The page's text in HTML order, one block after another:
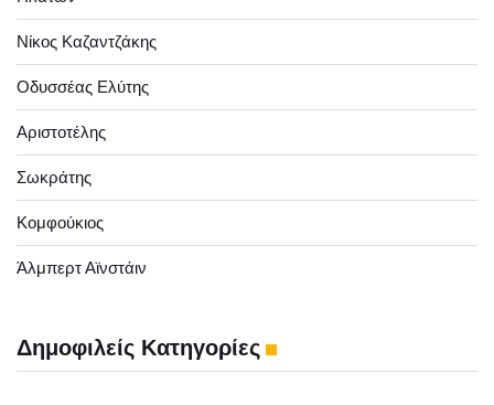
Νίκος Καζαντζάκης
Οδυσσέας Ελύτης
Αριστοτέλης
Σωκράτης
Κομφούκιος
Άλμπερτ Αϊνστάιν
Δημοφιλείς Κατηγορίες